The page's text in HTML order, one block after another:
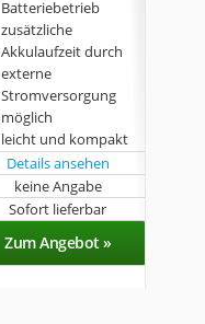
Batteriebetrieb
zusätzliche
Akkulaufzeit durch
externe
Stromversorgung
möglich
leicht und kompakt
Details ansehen
keine Angabe
Sofort lieferbar
Zum Angebot »